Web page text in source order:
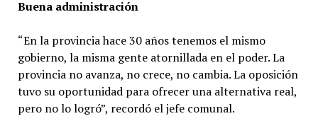
Buena administración
“En la provincia hace 30 años tenemos el mismo
gobierno, la misma gente atornillada en el poder. La
provincia no avanza, no crece, no cambia. La oposición
tuvo su oportunidad para ofrecer una alternativa real,
pero no lo logró”, recordó el jefe comunal.